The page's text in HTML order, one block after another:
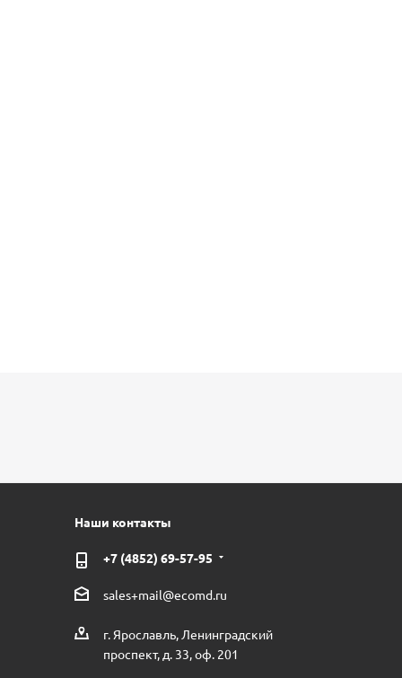
Наши контакты
+7 (4852) 69-57-95
sales+mail@ecomd.ru
г. Ярославль, Ленинградский
проспект, д. 33, оф. 201